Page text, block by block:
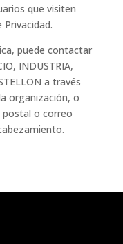
que visiten
puede contactar
INDUSTRIA,
a través
organización, o
postal o correo